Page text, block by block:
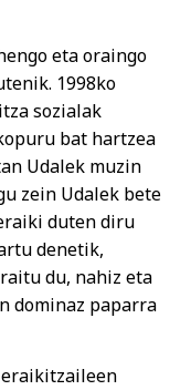
eta oraingo
1998ko
sozialak
bat hartzea
Udalek muzin
zein Udalek bete
duten diru
denetik,
du, nahiz eta
dominaz paparra